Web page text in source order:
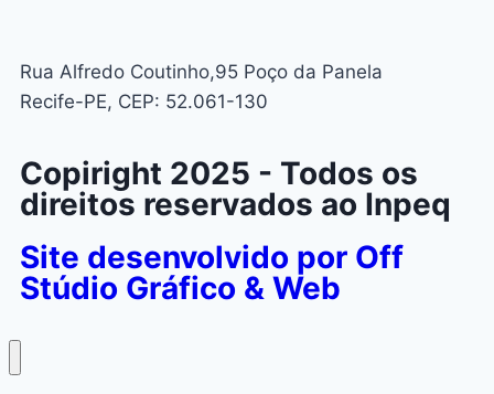
Rua Alfredo Coutinho,95 Poço da Panela
Recife-PE, CEP: 52.061-130
Copiright 2025 - Todos os
direitos reservados ao Inpeq
Site desenvolvido por Off
Stúdio Gráfico & Web